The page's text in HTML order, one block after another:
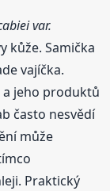
var.
kůže. Samička
vajíčka.
jeho produktů
často nesvědí
může
Praktický